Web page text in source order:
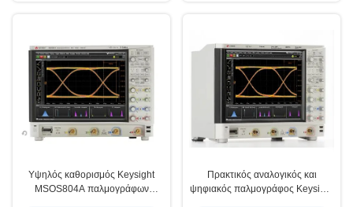
Υψηλός καθορισμός Keysight
MSOS804A παλμογράφων
Πρακτικός αναλογικός και
ψηφιακός παλμογράφος Keysight